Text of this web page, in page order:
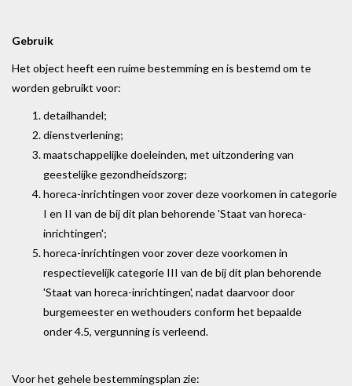
Gebruik
Het object heeft een ruime bestemming en is bestemd om te
worden gebruikt voor:
detailhandel;
dienstverlening;
maatschappelijke doeleinden, met uitzondering van
geestelijke gezondheidszorg;
horeca-inrichtingen voor zover deze voorkomen in categorie
I en II van de bij dit plan behorende 'Staat van horeca-
inrichtingen';
horeca-inrichtingen voor zover deze voorkomen in
respectievelijk categorie III van de bij dit plan behorende
'Staat van horeca-inrichtingen', nadat daarvoor door
burgemeester en wethouders conform het bepaalde
onder 4.5, vergunning is verleend.
Voor het gehele bestemmingsplan zie: